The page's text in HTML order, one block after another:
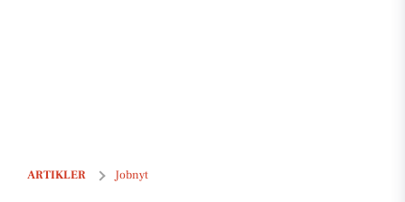
ARTIKLER Jobnyt
Pædagog søges til botilbud for borgere med nedsat funktionsevne